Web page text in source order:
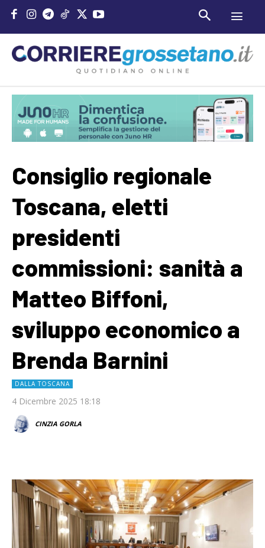
Consiglio regionale
Toscana, eletti
presidenti
commissioni: sanità a
Matteo Biffoni,
sviluppo economico a
Brenda Barnini
DALLA TOSCANA
4 Dicembre 2025 18:18
CINZIA GORLA